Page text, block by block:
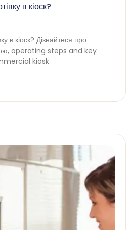
в кіоск?
в кіоск? Дізнайтеся про
operating steps and key
kiosk